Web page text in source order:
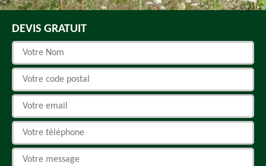
DEVIS GRATUIT